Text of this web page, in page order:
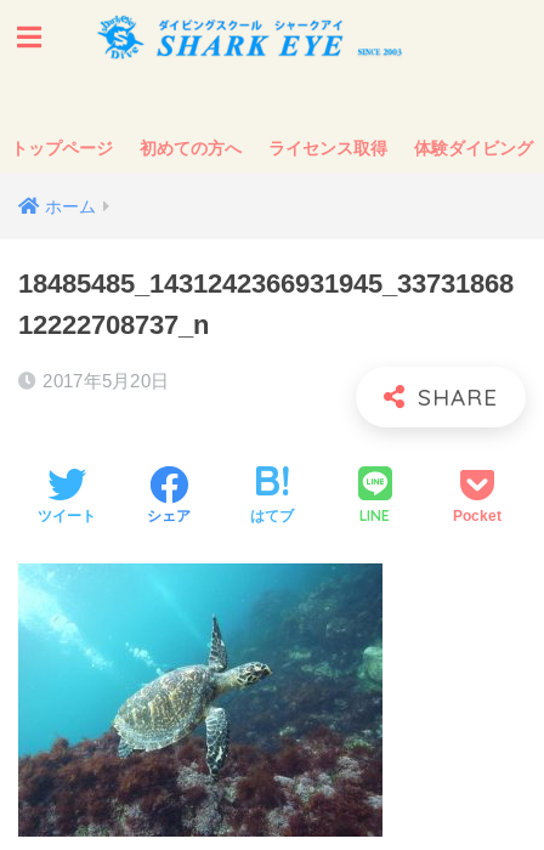
トップページ 初めての方へ ライセンス取得 体験ダイビング
ホーム
18485485_1431242366931945_33731868
12222708737_n
2017年5月20日
ツイート シェア はてブ LINE Pocket